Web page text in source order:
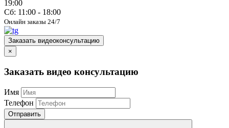
19:00
Сб: 11:00 - 18:00
Онлайн заказы 24/7
Заказать видеоконсультацию
×
Заказать видео консультацию
Имя
Телефон
Отправить